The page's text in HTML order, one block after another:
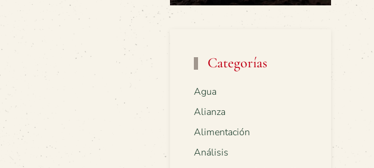
Categorías
Agua
Alianza
Alimentación
Análisis